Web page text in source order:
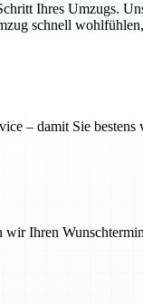
Ihres Umzugs.
schnell
– damit Sie bestens
Ihren